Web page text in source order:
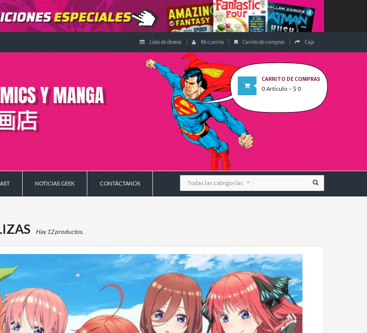
Lista de deseos Mi cuenta Carrito de compras Caja
CARRITO DE COMPRAS
0 Artículo - $ 0
NOTICIAS GEEK CONTÁCTANOS
Hay 12 productos.